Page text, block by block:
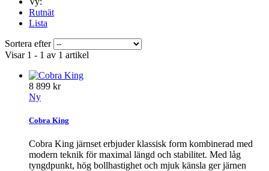
Rutnät
Lista
Sortera efter
Visar 1 - 1 av 1 artikel
8 899 kr
Ny
Cobra King
Cobra King järnset erbjuder klassisk form kombinerad med
modern teknik för maximal längd och stabilitet. Med låg
tyngdpunkt, hög bollhastighet och mjuk känsla ger järnen